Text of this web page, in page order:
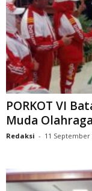
PORKOT VI
Muda Olahraga
Redaksi - 11 September